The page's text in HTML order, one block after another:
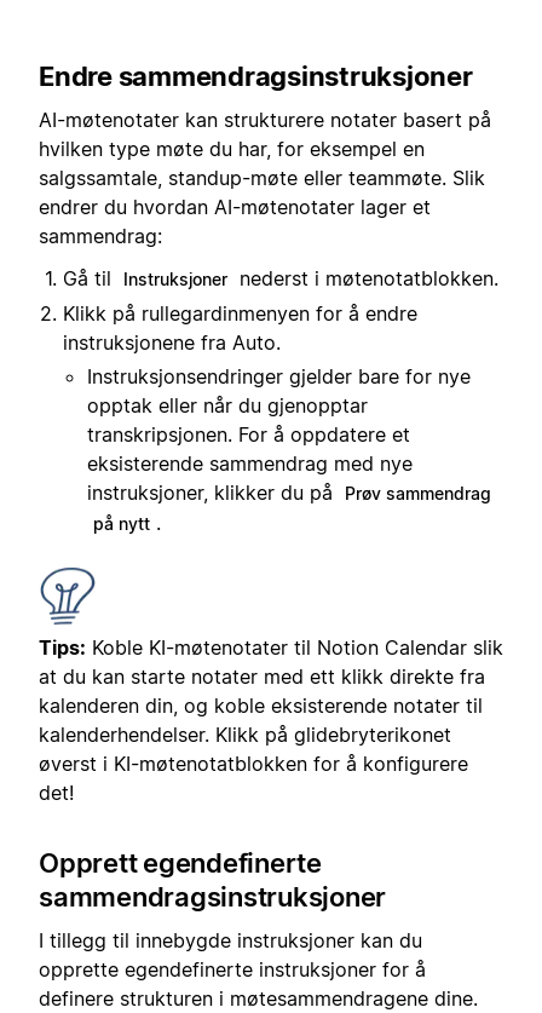
Endre sammendragsinstruksjoner
AI-møtenotater kan strukturere notater basert på
hvilken type møte du har, for eksempel en
salgssamtale, standup-møte eller teammøte. Slik
endrer du hvordan AI-møtenotater lager et
sammendrag:
Gå til
Instruksjoner
nederst i møtenotatblokken.
Klikk på rullegardinmenyen for å endre
instruksjonene fra Auto.
Instruksjonsendringer gjelder bare for nye
opptak eller når du gjenopptar
transkripsjonen. For å oppdatere et
eksisterende sammendrag med nye
instruksjoner, klikker du på
Prøv sammendrag
på nytt .
Tips: Koble KI-møtenotater til Notion Calendar slik
at du kan starte notater med ett klikk direkte fra
kalenderen din, og koble eksisterende notater til
kalenderhendelser. Klikk på glidebryterikonet
øverst i KI-møtenotatblokken for å konfigurere
det!
Opprett egendefinerte
sammendragsinstruksjoner
I tillegg til innebygde instruksjoner kan du
opprette egendefinerte instruksjoner for å
definere strukturen i møtesammendragene dine.